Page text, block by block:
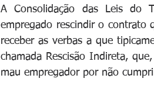
A Consolidação das Leis do
empregado rescindir o contrato
receber as verbas a que
chamada Rescisão Indireta,
mau empregador por não